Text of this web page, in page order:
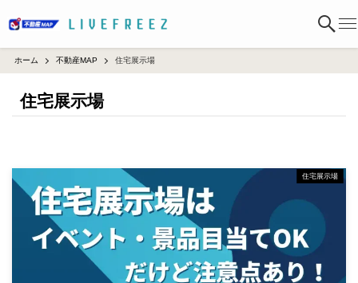
ホーム 不動産MAP 住宅展示場
住宅展示場
住宅展示場